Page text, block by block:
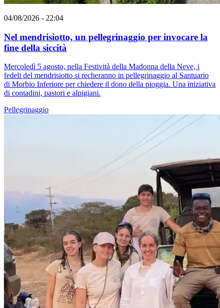
04/08/2026 - 22:04
Nel mendrisiotto, un pellegrinaggio per invocare la
fine della siccità
Mercoledì 5 agosto, nella Festività della Madonna della Neve, i
fedeli del mendrisiotto si recheranno in pellegrinaggio al Santuario
di Morbio Inferiore per chiedere il dono della pioggia. Una iniziativa
di contadini, pastori e alpigiani.
Pellegrinaggio